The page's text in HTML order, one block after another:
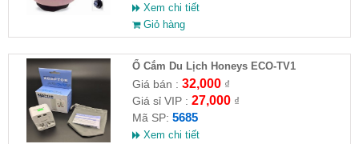
Xem chi tiết
Giỏ hàng
Ổ Cắm Du Lịch Honeys ECO-TV1
Giá bán : 32,000₫
Giá sỉ VIP : 27,000₫
Mã SP: 5685
Xem chi tiết